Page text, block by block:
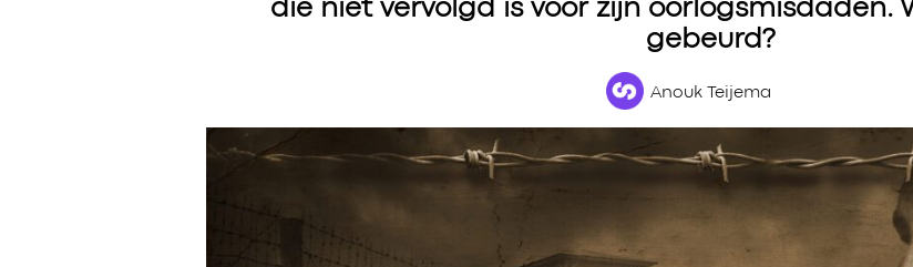
die niet vervolgd is voor zijn oorlogsmisdaden.
gebeurd?
Anouk Teijema